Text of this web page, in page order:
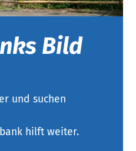
Bild
und suchen
hilft weiter.